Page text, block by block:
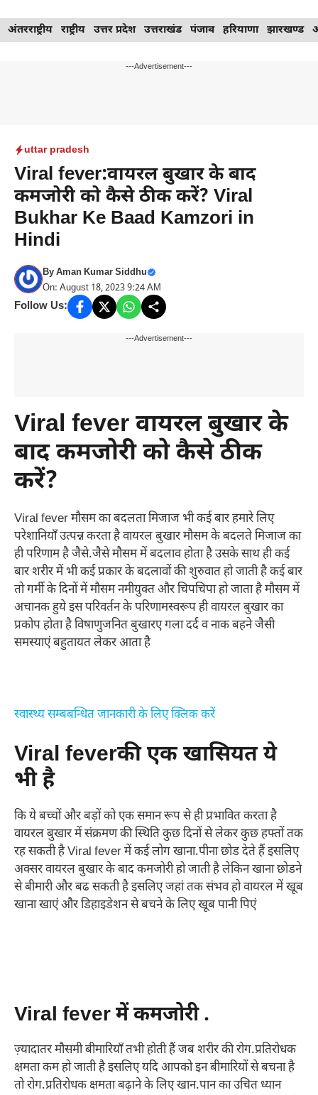
Skip
to
अंतरराष्ट्रीय राष्ट्रीय उत्तर प्रदेश उत्तराखंड पंजाब हरियाणा झारखण्ड
---Advertisement---
uttar pradesh
Viral fever:वायरल बुखार के बाद
कमजोरी को कैसे ठीक करें? Viral
Bukhar Ke Baad Kamzori in
Hindi
ByAman Kumar Siddhu
On: August 18, 2023 9:24 AM
Follow Us:
---Advertisement---
Viral fever वायरल बुखार के
बाद कमजोरी को कैसे ठीक
करें?
Viral fever मौसम का बदलता मिजाज भी कई बार हमारे लिए
परेशानियाँ उत्पन्न करता है वायरल बुखार मौसम के बदलते मिजाज का
ही परिणाम है जैसे.जैसे मौसम में बदलाव होता है उसके साथ ही कई
बार शरीर में भी कई प्रकार के बदलावों की शुरुवात हो जाती है कई बार
तो गर्मी के दिनों में मौसम नमीयुक्त और चिपचिपा हो जाता है मौसम में
अचानक हुये इस परिवर्तन के परिणामस्वरूप ही वायरल बुखार का
प्रकोप होता है विषाणुजनित बुखारए गला दर्द व नाक बहने जैसी
समस्याएं बहुतायत लेकर आता है
स्वास्थ्य सम्बबन्धित जानकारी के लिए क्लिक करें
Viral feverकी एक खासियत ये
भी है
कि ये बच्चों और बड़ों को एक समान रूप से ही प्रभावित करता है
वायरल बुखार में संक्रमण की स्थिति कुछ दिनों से लेकर कुछ हफ्तों तक
रह सकती है Viral fever में कई लोग खाना.पीना छोड देते हैं इसलिए
अक्सर वायरल बुखार के बाद कमजोरी हो जाती है लेकिन खाना छोडने
से बीमारी और बढ सकती है इसलिए जहां तक संभव हो वायरल में खूब
खाना खाएं और डिहाइडेशन से बचने के लिए खूब पानी पिएं
Viral fever में कमजोरी .
ज़्यादातर मौसमी बीमारियाँ तभी होती हैं जब शरीर की रोग.प्रतिरोधक
क्षमता कम हो जाती है इसलिए यदि आपको इन बीमारियों से बचना है
तो रोग.प्रतिरोधक क्षमता बढ़ाने के लिए खान.पान का उचित ध्यान